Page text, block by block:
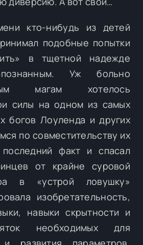
кто-нибудь из детей
подобные попытки
в тщетной надежде
Уж больно
магам хотелось
силы на одном из самых
богов Лоуленда и других
по совместительству их
факт и спасал
от крайне суровой
в «устрой ловушку»
изобретательность,
навыки скрытности и
необходимых для